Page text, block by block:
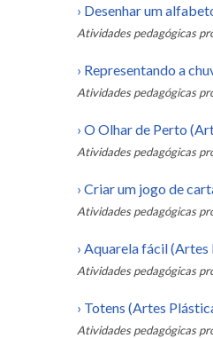
› Desenhar um
Atividades pedagógicas
› Representando a
Atividades pedagógicas
› O Olhar de Perto
Atividades pedagógicas
› Criar um jogo de
Atividades pedagógicas
› Aquarela fácil (Artes
Atividades pedagógicas
› Totens (Artes
Atividades pedagógicas